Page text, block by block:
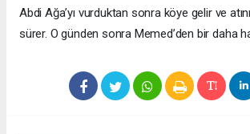
Abdi Ağa’yı vurduktan sonra köye gelir ve
sürer. O günden sonra Memed’den bir daha